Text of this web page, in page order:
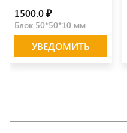
1500.0 ₽
Блок 50*50*10 мм
УВЕДОМИТЬ